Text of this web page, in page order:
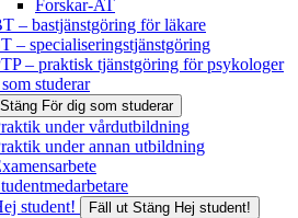
Forskar-AT
– bastjänstgöring för läkare
– specialiseringstjänstgöring
– praktisk tjänstgöring för psykologer
studerar
Stäng För dig som studerar
under vårdutbildning
under annan utbildning
student!
Fäll ut Stäng Hej student!